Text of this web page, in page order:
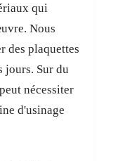
qui
Nous
des plaquettes
jours. Sur du
nécessiter
d'usinage